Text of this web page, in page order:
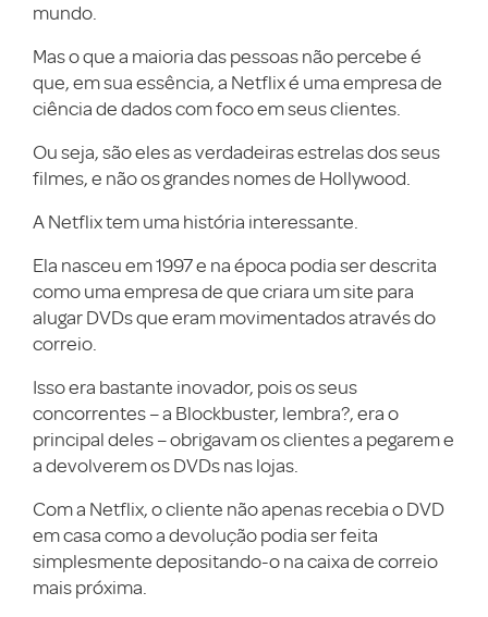
mundo.
Mas o que a maioria das pessoas não percebe é
que, em sua essência, a Netflix é uma empresa de
ciência de dados com foco em seus clientes.
Ou seja, são eles as verdadeiras estrelas dos seus
filmes, e não os grandes nomes de Hollywood.
A Netflix tem uma história interessante.
Ela nasceu em 1997 e na época podia ser descrita
como uma empresa de que criara um site para
alugar DVDs que eram movimentados através do
correio.
Isso era bastante inovador, pois os seus
concorrentes – a Blockbuster, lembra?, era o
principal deles – obrigavam os clientes a pegarem e
a devolverem os DVDs nas lojas.
Com a Netflix, o cliente não apenas recebia o DVD
em casa como a devolução podia ser feita
simplesmente depositando-o na caixa de correio
mais próxima.